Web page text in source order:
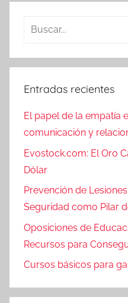
Buscar:
Entradas recientes
El papel de la empatía
comunicación y
Evostock.com: El Oro
Dólar
Prevención de
Seguridad como Pilar
Oposiciones de
Recursos para
Cursos básicos para